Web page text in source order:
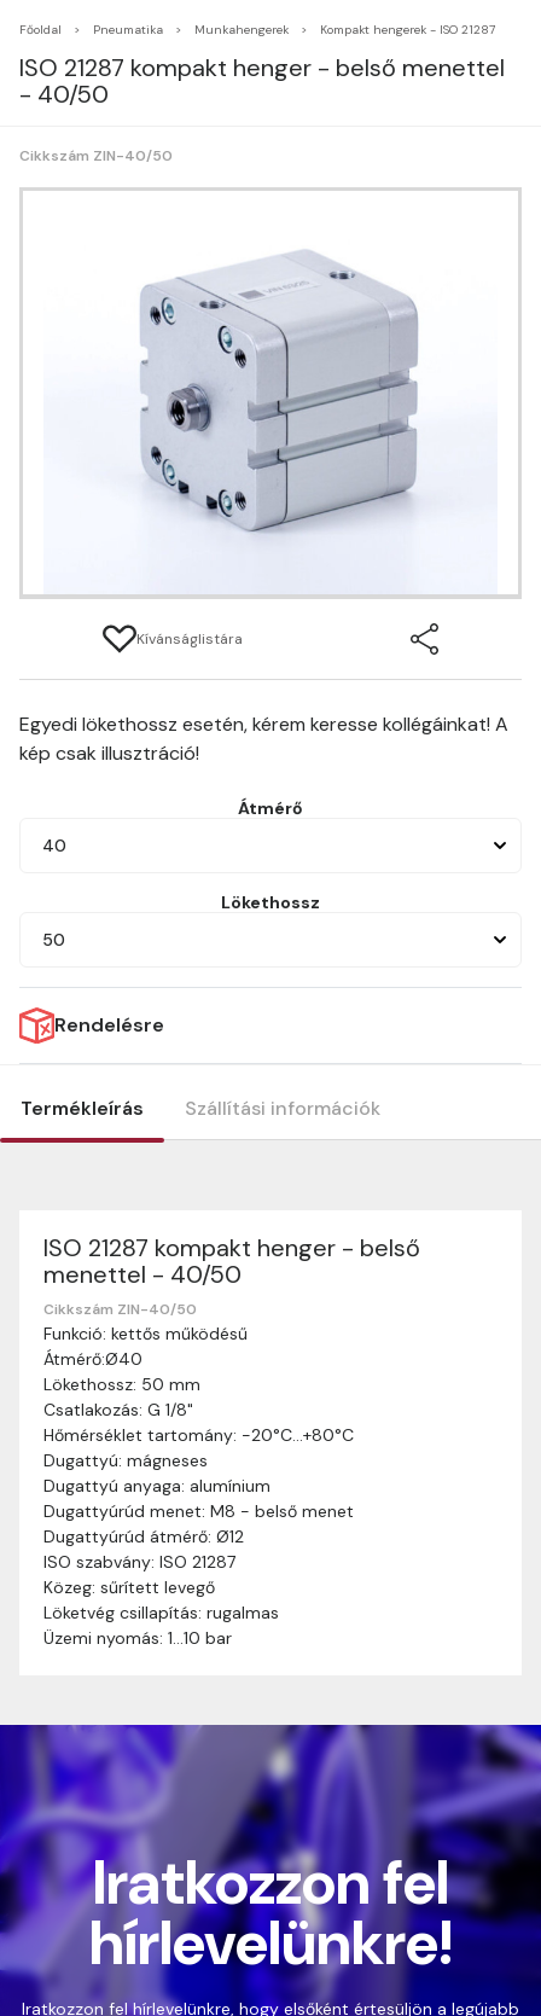
Főoldal Pneumatika Munkahengerek Kompakt hengerek - ISO 21287
ISO 21287 kompakt henger - belső menettel
- 40/50
Cikkszám ZIN-40/50
Kívánságlistára
Egyedi lökethossz esetén, kérem keresse kollégáinkat! A
kép csak illusztráció!
Átmérő
40
Lökethossz
50
Rendelésre
Termékleírás Szállítási információk
ISO 21287 kompakt henger - belső
menettel - 40/50
Cikkszám ZIN-40/50
Funkció: kettős működésű
Átmérő:Ø40
Lökethossz: 50 mm
Csatlakozás: G 1/8"
Hőmérséklet tartomány: -20°C…+80°C
Dugattyú: mágneses
Dugattyú anyaga: alumínium
Dugattyúrúd menet: M8 - belső menet
Dugattyúrúd átmérő: Ø12
ISO szabvány: ISO 21287
Közeg: sűrített levegő
Löketvég csillapítás: rugalmas
Üzemi nyomás: 1…10 bar
Szállítási információk
Nagyon köszönjük, hogy webshopunkat választottátok
vásárlásaitokhoz. Az alábbiakban megtaláljátok szállítási
információinkat, hogy a vásárlásotok gördülékenyen és
zökkenőmentesen történhessen.
Szállítási idő:
munkanapon belül kézbesítjük. Amennyiben
valamilyen okból kifolyólag a szállítás hosszabb
ideig tart, előre értesítünk benneteket.
Szállítási díj: A szállítási díj függ a termék súlyától
és a szállítási cím távolságától. A pontos szállítási
díjat a vásárlás folyamata során megtekinthetitek,
mielőtt a rendelést véglegesítitek.
Iratkozzon fel
hírlevelünkre!
Iratkozzon fel hírlevelünkre, hogy elsőként értesüljön a legújabb